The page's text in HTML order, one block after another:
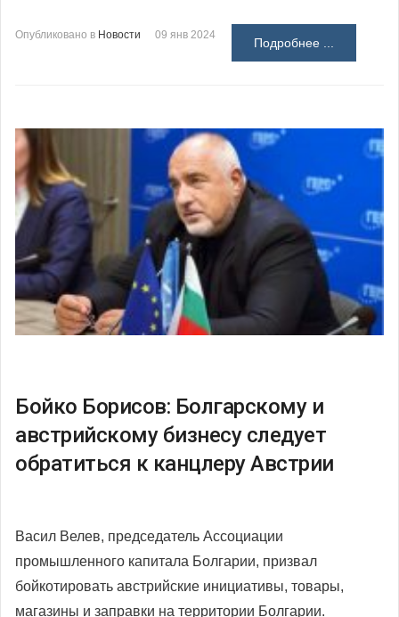
Опубликовано в Новости 09 янв 2024
Подробнее ...
Бойко Борисов: Болгарскому и
австрийскому бизнесу следует
обратиться к канцлеру Австрии
Васил Велев, председатель Ассоциации
промышленного капитала Болгарии, призвал
бойкотировать австрийские инициативы, товары,
магазины и заправки на территории Болгарии.